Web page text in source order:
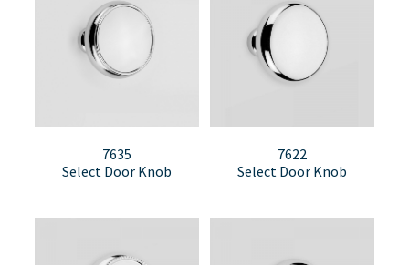
7635
Select Door Knob
7622
Select Door Knob